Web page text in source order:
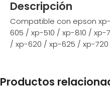
Descripción
Compatible con epson
605 / xp-510 / xp-810 / xp-
/ xp-620 / xp-625 / xp-
Productos